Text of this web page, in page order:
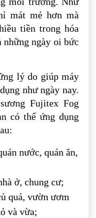
mát mẻ hơn mà
tiền trong hóa
những ngày oi bức
lý do giúp máy
như ngày nay.
Fujitex Fog
có thể ứng dụng
nước, quán ăn,
ở, chung cư;
quả, vườn ươm
và vừa;